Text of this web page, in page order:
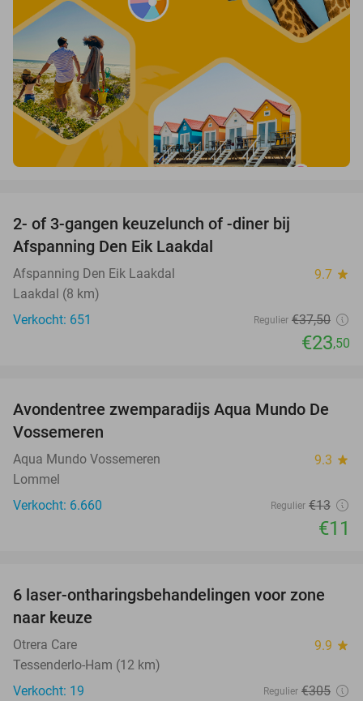
2- of 3-gangen keuzelunch of -diner bij
Afspanning Den Eik Laakdal
Afspanning Den Eik Laakdal 9.7 star
Laakdal (8 km)
Verkocht: 651
Regulier €37,50
€23,50
15%
Avondentree zwemparadijs Aqua Mundo De
Vossemeren
Aqua Mundo Vossemeren 9.3 star
Lommel
Verkocht: 6.660
Regulier €13
€11
77%
6 laser-ontharingsbehandelingen voor zone
naar keuze
Otrera Care 9.9 star
Tessenderlo-Ham (12 km)
Verkocht: 19
Regulier €305